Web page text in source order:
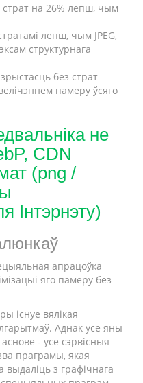
страт на 26% лепш, чым
лепш, чым JPEG,
структурнага
без страт
памеру ўсяго
не
CDN
(png /
Інтэрнэту)
апрацоўка
яго памеру без
існуе вялікая
Аднак усе яны
- усе сэрвісныя
праграмы, якая
выдаліць з графічнага